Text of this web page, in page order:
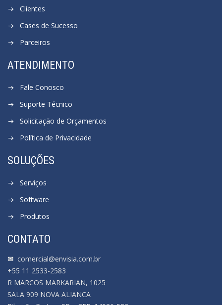
Clientes
Cases de Sucesso
Parceiros
ATENDIMENTO
Fale Conosco
Suporte Técnico
Solicitação de Orçamentos
Política de Privacidade
SOLUÇÕES
Serviços
Software
Produtos
CONTATO
✉ comercial@envisia.com.br
+55 11 2533-2583
R MARCOS MARKARIAN, 1025
SALA 909 NOVA ALIANCA